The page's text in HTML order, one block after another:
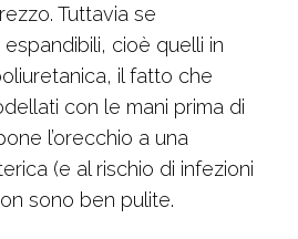
Tuttavia se
cioè quelli in
il fatto che
con le mani prima di
l’orecchio a una
(e al rischio di infezioni
sono ben pulite.